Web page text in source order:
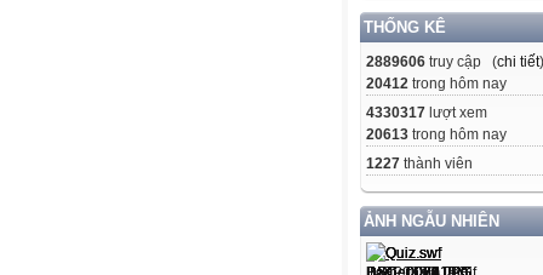
THỐNG KÊ
2889606 truy cập (chi tiết)
20412 trong hôm nay
4330317 lượt xem
20613 trong hôm nay
1227 thành viên
ẢNH NGẪU NHIÊN